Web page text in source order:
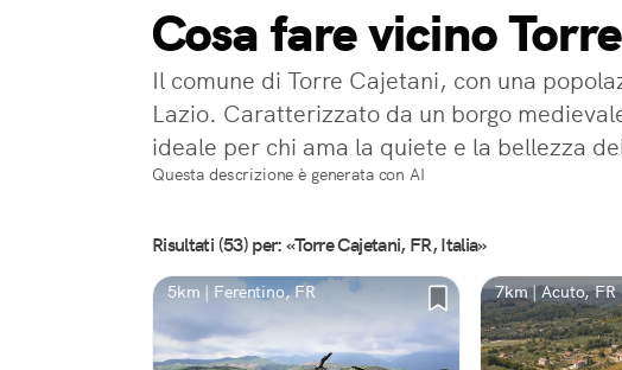
Cosa fare vicino
Il comune di Torre Cajetani, con una
Lazio. Caratterizzato da un borgo
ideale per chi ama la quiete e la bellezza
Questa descrizione è generata con AI
Risultati (53) per: «Torre Cajetani, FR, Italia»
5km | Ferentino, FR 7km | Acuto, FR